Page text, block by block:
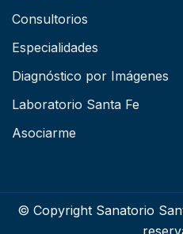
Consultorios
Especialidades
Diagnóstico por Imágenes
Laboratorio Santa Fe
Asociarme
© Copyright Sanatorio